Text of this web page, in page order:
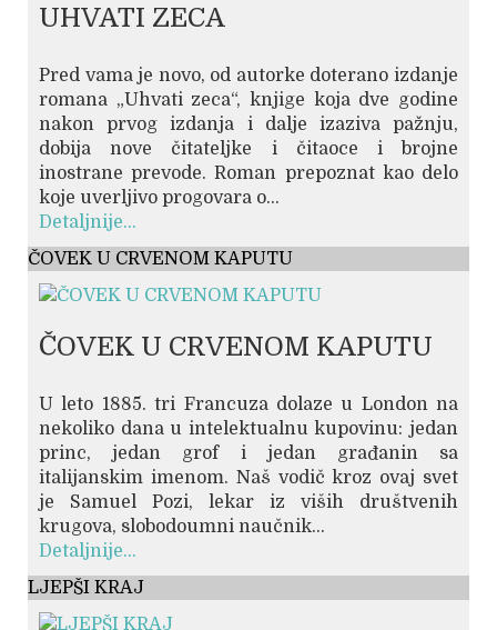
UHVATI ZECA
Pred vama je novo, od autorke doterano izdanje
romana „Uhvati zeca“, knjige koja dve godine
nakon prvog izdanja i dalje izaziva pažnju,
dobija nove čitateljke i čitaoce i brojne
inostrane prevode. Roman prepoznat kao delo
koje uverljivo progovara o...
Detaljnije...
ČOVEK U CRVENOM KAPUTU
ČOVEK U CRVENOM KAPUTU
U leto 1885. tri Francuza dolaze u London na
nekoliko dana u intelektualnu kupovinu: jedan
princ, jedan grof i jedan građanin sa
italijanskim imenom. Naš vodič kroz ovaj svet
je Samuel Pozi, lekar iz viših društvenih
krugova, slobodoumni naučnik...
Detaljnije...
LJEPŠI KRAJ